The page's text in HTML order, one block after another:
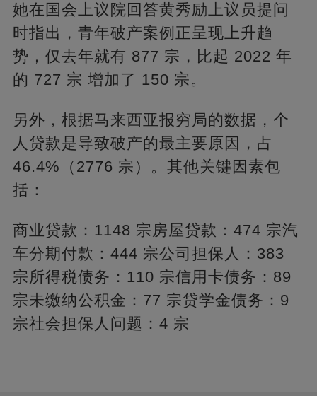
她在国会上议院回答黄秀励上议员提问
时指出，青年破产案例正呈现上升趋
势，仅去年就有 877 宗，比起 2022 年
的 727 宗 增加了 150 宗。
另外，根据马来西亚报穷局的数据，个
人贷款是导致破产的最主要原因，占
46.4%（2776 宗）。其他关键因素包
括：
商业贷款：1148 宗房屋贷款：474 宗汽
车分期付款：444 宗公司担保人：383
宗所得税债务：110 宗信用卡债务：89
宗未缴纳公积金：77 宗贷学金债务：9
宗社会担保人问题：4 宗